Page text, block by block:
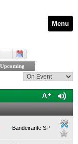
Menu
Bandeirante SP